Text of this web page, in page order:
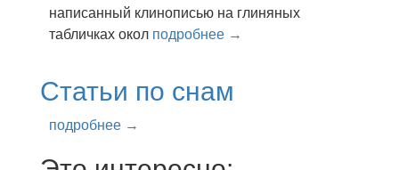
написанный клинописью на глиняных
табличках окол подробнее →
Статьи по снам
подробнее →